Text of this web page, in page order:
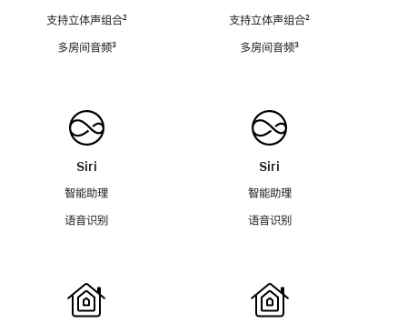
支持立体声组合脚
²
多房间音频脚
³
Siri
智能助理
语音识别
支持立体声组合脚
²
多房间音频脚
³
Siri
智能助理
语音识别